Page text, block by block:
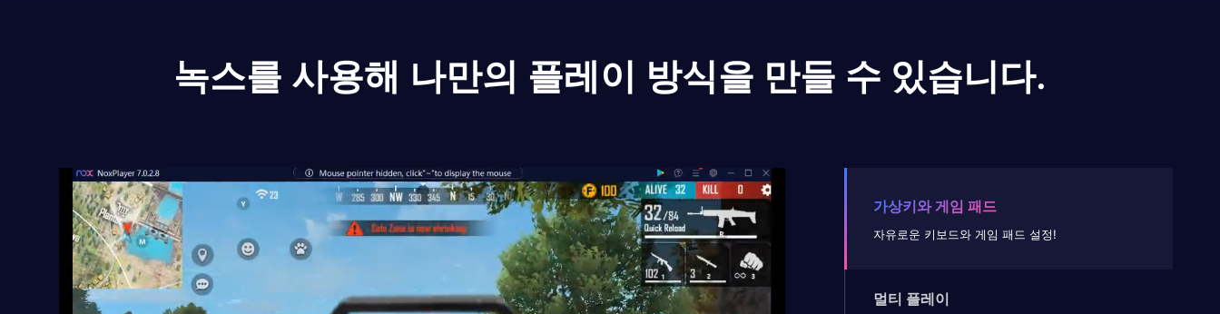
녹스를 사용해 나만의 플레이 방식을 만들 수 있습니다.
가상키와 게임 패드
자유로운 키보드와 게임 패드 설정!
멀티 플레이